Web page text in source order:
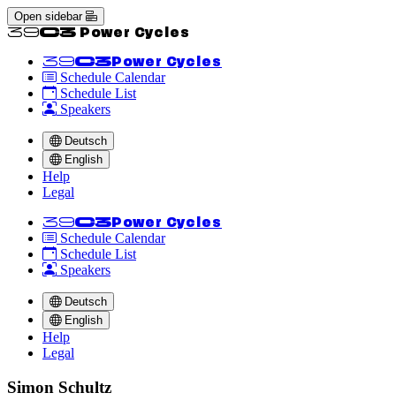
Open sidebar
<<39C3 Power Cycles
<<39C3 Power Cycles
Schedule Calendar
Schedule List
Speakers
Deutsch
English
Help
Legal
<<39C3 Power Cycles
Schedule Calendar
Schedule List
Speakers
Deutsch
English
Help
Legal
Simon Schultz